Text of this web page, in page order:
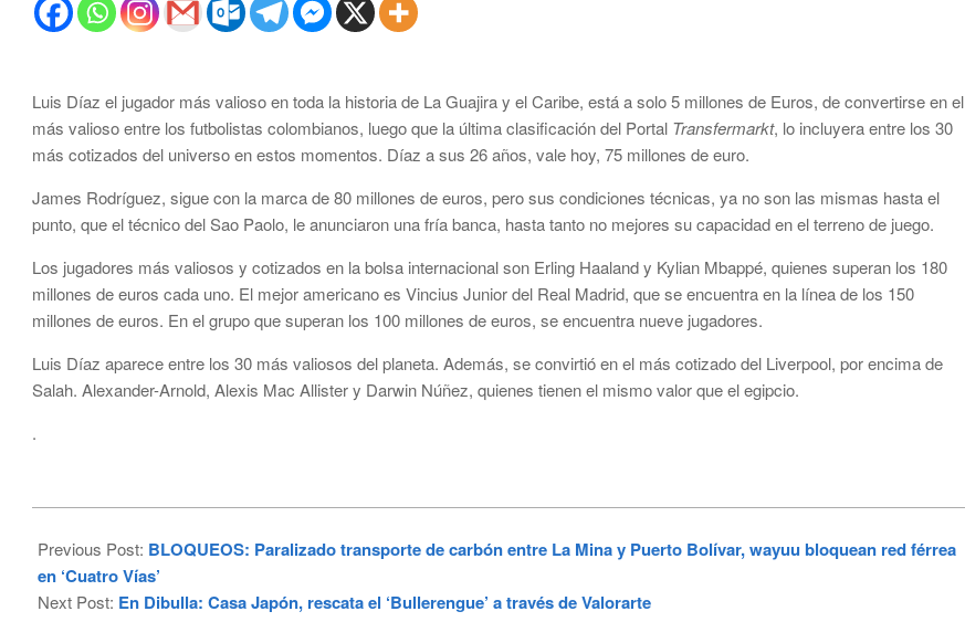
Luis Díaz el jugador más valioso en toda la historia de La Guajira y el Caribe, está a solo 5 millones de Euros, de convertirse en el
más valioso entre los futbolistas colombianos, luego que la última clasificación del Portal Transfermarkt, lo incluyera entre los 30
más cotizados del universo en estos momentos. Díaz a sus 26 años, vale hoy, 75 millones de euro.
James Rodríguez, sigue con la marca de 80 millones de euros, pero sus condiciones técnicas, ya no son las mismas hasta el
punto, que el técnico del Sao Paolo, le anunciaron una fría banca, hasta tanto no mejores su capacidad en el terreno de juego.
Los jugadores más valiosos y cotizados en la bolsa internacional son Erling Haaland y Kylian Mbappé, quienes superan los 180
millones de euros cada uno. El mejor americano es Vincius Junior del Real Madrid, que se encuentra en la línea de los 150
millones de euros. En el grupo que superan los 100 millones de euros, se encuentra nueve jugadores.
Luis Díaz aparece entre los 30 más valiosos del planeta. Además, se convirtió en el más cotizado del Liverpool, por encima de
Salah. Alexander-Arnold, Alexis Mac Allister y Darwin Núñez, quienes tienen el mismo valor que el egipcio.
.
09-
26
Previous Post: BLOQUEOS: Paralizado transporte de carbón entre La Mina y Puerto Bolívar, wayuu bloquean red férrea
en ‘Cuatro Vías’
Next Post: En Dibulla: Casa Japón, rescata el ‘Bullerengue’ a través de Valorarte